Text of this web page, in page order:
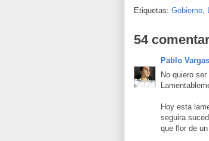
Etiquetas: Gobierno
54
Pablo Vargas
No quiero
Hoy esta
seguira
que flor de